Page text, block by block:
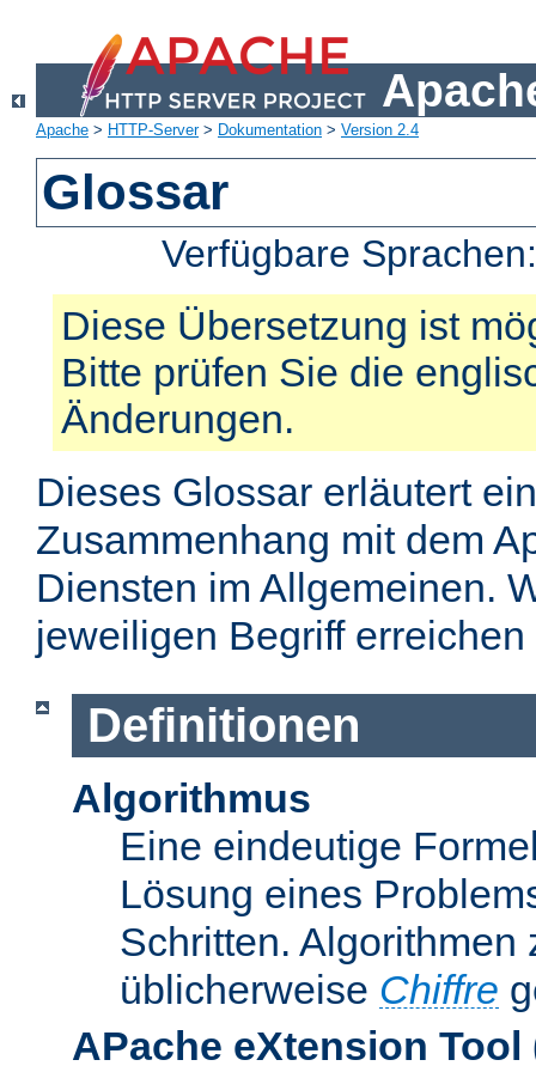
Apache > HTTP-Server> Dokumentation > Version 2.4
Glossar
Verfügbare
Diese Übersetzung ist
Bitte prüfen Sie die
Änderungen.
Dieses Glossar erläutert
Zusammenhang mit dem
Diensten im Allgemeinen.
jeweiligen Begriff
Definitionen
Algorithmus
Eine eindeutige
Lösung eines
Schritten.
üblicherweise Chiffre
APache eXtension Tool